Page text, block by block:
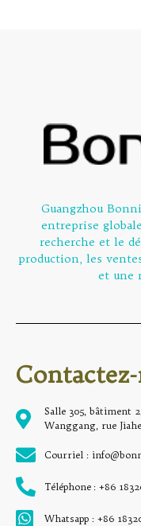
Guangzhou
entreprise
recherche et le
production, les
et une
Salle 305, bâtiment
Wanggang, rue
Courriel :
Téléphone : +86
Whatsapp : +86